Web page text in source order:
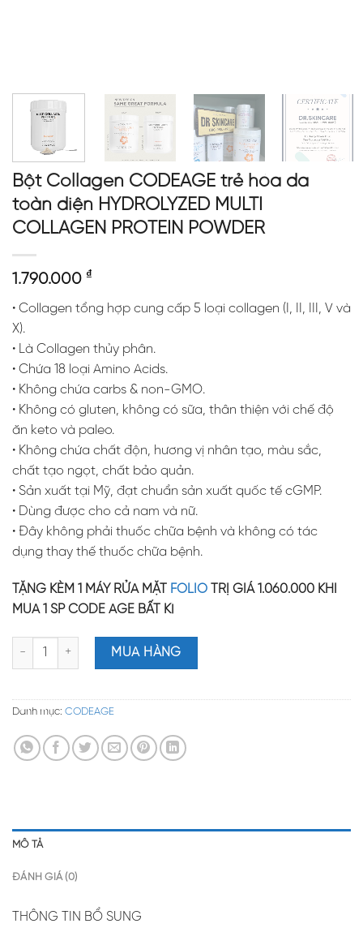
Bột Collagen CODEAGE trẻ hóa da
toàn diện HYDROLYZED MULTI
COLLAGEN PROTEIN POWDER
1.790.000 ₫
• Collagen tổng hợp cung cấp 5 loại collagen (I, II, III, V và
X).
• Là Collagen thủy phân.
• Chứa 18 loại Amino Acids.
• Không chứa carbs & non-GMO.
• Không có gluten, không có sữa, thân thiện với chế độ
ăn keto và paleo.
• Không chứa chất độn, hương vị nhân tạo, màu sắc,
chất tạo ngọt, chất bảo quản.
• Sản xuất tại Mỹ, đạt chuẩn sản xuất quốc tế cGMP.
• Dùng được cho cả nam và nữ.
• Đây không phải thuốc chữa bệnh và không có tác
dụng thay thế thuốc chữa bệnh.
TẶNG KÈM 1 MÁY RỬA MẶT FOLIO TRỊ GIÁ 1.060.000 KHI
MUA 1 SP CODE AGE BẤT KÌ
Bột Collagen CODEAGE trẻ hóa da toàn diện HYDROLYZED
MUA HÀNG
Danh mục: CODEAGE
MÔ TẢ
ĐÁNH GIÁ (0)
THÔNG TIN BỔ SUNG